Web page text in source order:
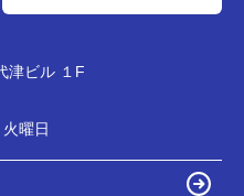
津ビル １F
曜日